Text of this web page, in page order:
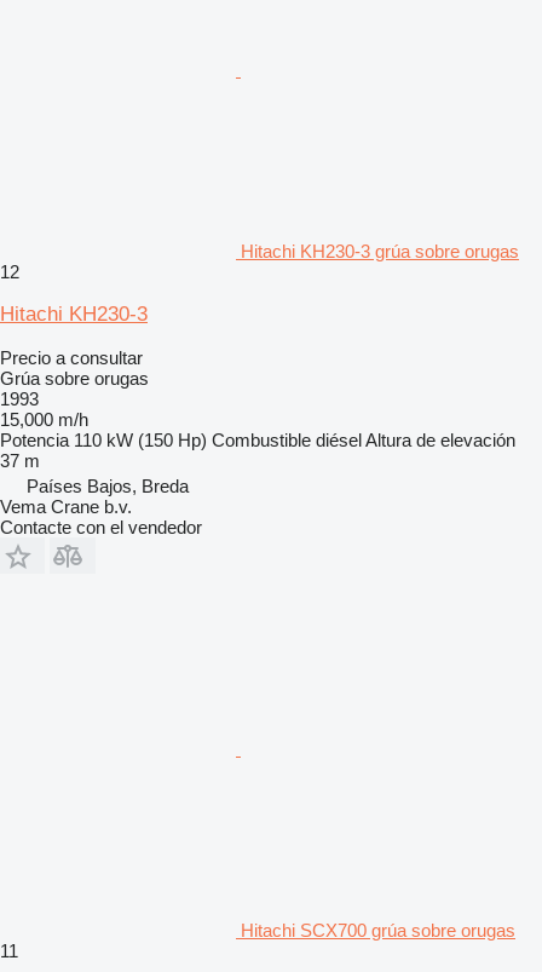
Hitachi KH230-3 grúa sobre orugas
12
Hitachi KH230-3
Precio a consultar
Grúa sobre orugas
1993
15,000 m/h
Potencia 110 kW (150 Hp) Combustible diéselAltura de elevación
37 m
Países Bajos, Breda
Vema Crane b.v.
Contacte con el vendedor
Hitachi SCX700 grúa sobre orugas
11